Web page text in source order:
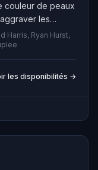
couleur de peaux
les
au sein de
qui doit
d'un afro-
deux hommes
et transmettent
de devenir
Harris, Ryan Hurst,
les disponibilités →